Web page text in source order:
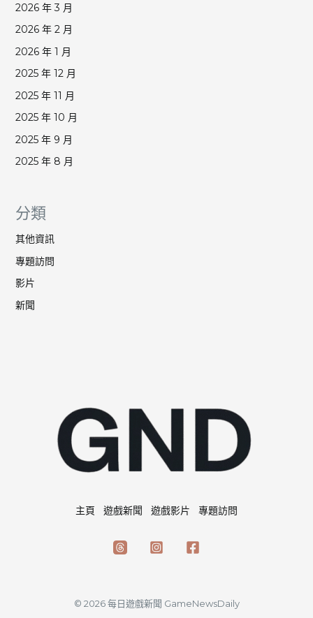
2026 年 3 月
2026 年 2 月
2026 年 1 月
2025 年 12 月
2025 年 11 月
2025 年 10 月
2025 年 9 月
2025 年 8 月
分類
其他資訊
專題訪問
影片
新聞
主頁 遊戲新聞 遊戲影片 專題訪問
© 2026 每日遊戲新聞 GameNewsDaily